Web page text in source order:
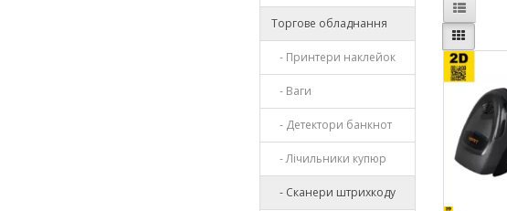
Торгове обладнання
- Принтери наклейок
- Ваги
- Детектори банкнот
- Лічильники купюр
- Сканери штрихкоду